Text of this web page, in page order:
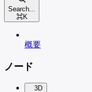
Search...
⌘K
概要
ノード
3D